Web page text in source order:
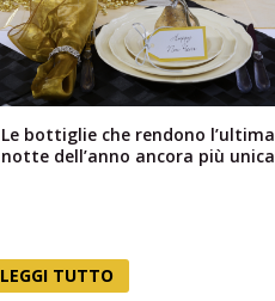
Le bottiglie che rendono l’ultima
notte dell’anno ancora più unica
LEGGI TUTTO